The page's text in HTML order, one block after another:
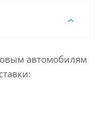
автомобилям